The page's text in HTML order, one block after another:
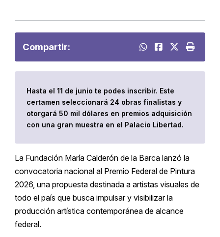
Compartir:
Hasta el 11 de junio te podes inscribir. Este
certamen seleccionará 24 obras finalistas y
otorgará 50 mil dólares en premios adquisición
con una gran muestra en el Palacio Libertad.
La Fundación María Calderón de la Barca lanzó la
convocatoria nacional al Premio Federal de Pintura
2026, una propuesta destinada a artistas visuales de
todo el país que busca impulsar y visibilizar la
producción artística contemporánea de alcance
federal.